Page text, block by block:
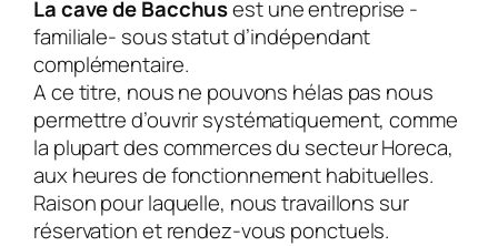
La cave de Bacchusest une entreprise -
familiale- sous statut d’indépendant
complémentaire.
A ce titre, nous ne pouvons hélas pas nous
permettre d’ouvrir systématiquement, comme
la plupart des commerces du secteur Horeca,
aux heures de fonctionnement habituelles.
Raison pour laquelle, nous travaillons sur
réservation et rendez-vous ponctuels.